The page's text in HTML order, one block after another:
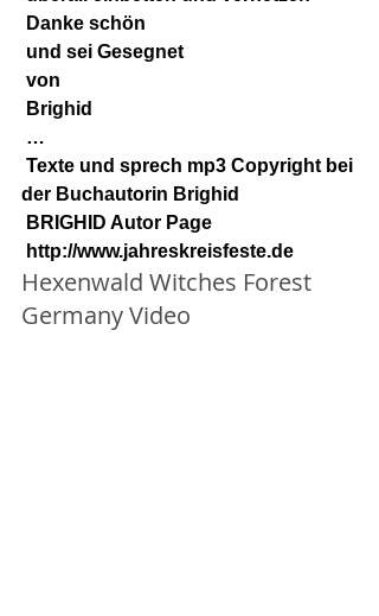
Danke schön
und sei Gesegnet
von
Brighid
…
der Buchautorin Brighid
BRIGHID Autor Page
http://www.jahreskreisfeste.de
Hexenwald Witches Forest
Germany Video